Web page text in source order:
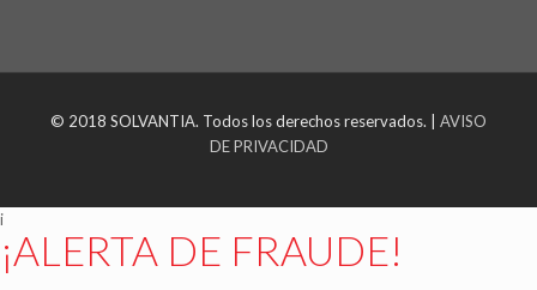
© 2018 SOLVANTIA. Todos los derechos reservados. | AVISO
DE PRIVACIDAD
i
¡ALERTA DE FRAUDE!